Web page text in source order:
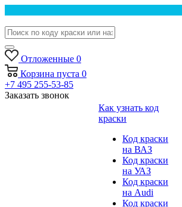
Отложенные 0
Корзина пуста 0
+7 495 255-53-85
Заказать звонок
Как узнать код
краски
Код краски
на ВАЗ
Код краски
на УАЗ
Код краски
на Audi
Код краски